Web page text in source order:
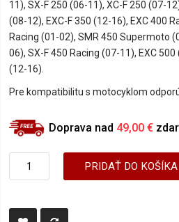
11), SX-F 250 (06-11), XC-F 250 (07-
(08-12), EXC-F 350 (12-16), EXC 400
Racing (01-02), SMR 450 Supermoto
06), SX-F 450 Racing (07-11), EXC
(12-16).
Pre kompatibilitu s motocyklom
Doprava nad 49,00 €
PRIDAŤ DO KOŠÍKA